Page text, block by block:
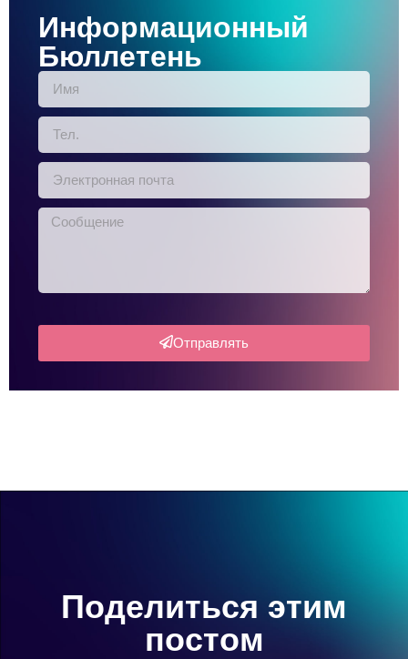
Информационный
Бюллетень
Отправлять
Поделиться этим
постом